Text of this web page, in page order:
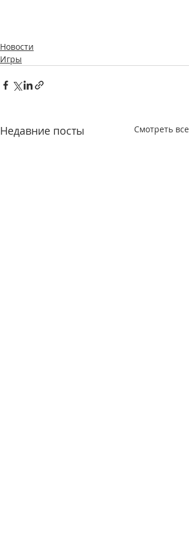
Новости
Игры
Недавние посты Смотреть все